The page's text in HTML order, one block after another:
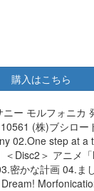
購入はこちら
ー モルフォニカ
(株)ブシロ
02.One step at
Disc2＞ アニメ
密かな計画 04.